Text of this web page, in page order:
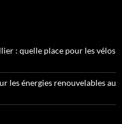
: quelle place pour les vélos
les énergies renouvelables au